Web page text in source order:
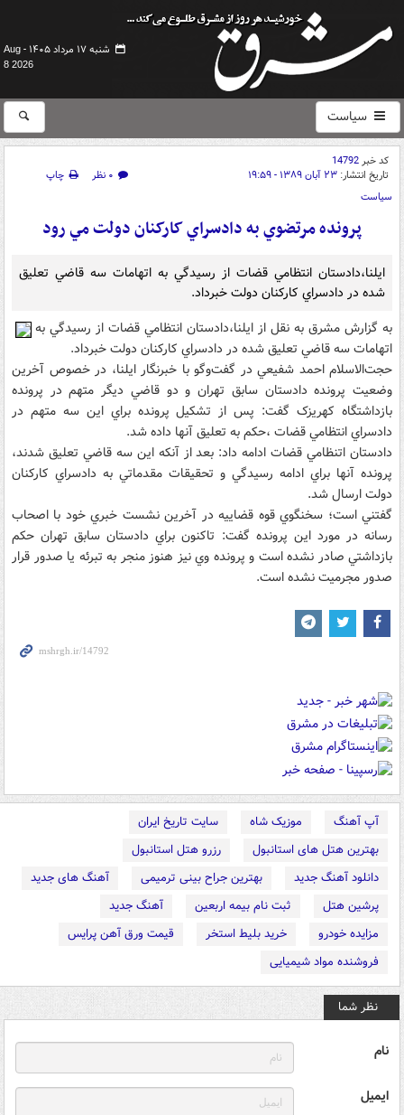
شنبه ۱۷ مرداد ۱۴۰۵ -
Aug
8 2026
سیاست
کد خبر14792
تاریخ انتشار: ۲۳ آبان ۱۳۸۹ - ۱۹:۵۹ ۰ نظر
چاپ
سیاست
پرونده مرتضوي به دادسراي کارکنان دولت مي رود
ايلنا،دادستان انتظامي قضات از رسيدگي به اتهامات سه قاضي تعليق
شده در دادسراي کارکنان دولت خبرداد.
به گزارش مشرق به نقل از ايلنا،دادستان انتظامي قضات از رسيدگي به
اتهامات سه قاضي تعليق شده در دادسراي کارکنان دولت خبرداد.
حجت‌الاسلام احمد شفيعي در گفت‌وگو با خبرنگار ايلنا، در خصوص آخرين
وضعيت پرونده دادستان سابق تهران و دو قاضي ديگر متهم در پرونده
بازداشتگاه کهريزک گفت:‌ پس از تشکيل پرونده براي اين سه متهم در
دادسراي انتظامي قضات ،‌حکم به تعليق آنها داده شد.
دادستان اتنظامي قضات ادامه داد: بعد از آنکه اين سه قاضي تعليق شدند،
پرونده‌ آنها براي ادامه رسيدگي و تحقيقات مقدماتي به دادسراي کارکنان
دولت ارسال شد.
گفتني است؛ سخنگوي قوه قضاييه در آخرين نشست خبري خود با اصحاب
رسانه در مورد اين پرونده گفت: تاکنون براي دادستان سابق تهران حکم
بازداشتي صادر نشده است و پرونده وي نيز هنوز منجر به تبرئه يا صدور قرار
صدور مجرميت نشده است.
آپ آهنگ موزیک شاه
سایت تاریخ ایران
بهترین هتل های استانبول
رزرو هتل استانبول
دانلود آهنگ جدید
بهترین جراح بینی ترمیمی
آهنگ های جدید
پرشین هتل
ثبت نام بیمه اربعین
آهنگ جدید
مزایده خودرو
خرید بلیط استخر
قیمت ورق آهن پرایس
فروشنده مواد شیمیایی
نظر شما
نام
ایمیل